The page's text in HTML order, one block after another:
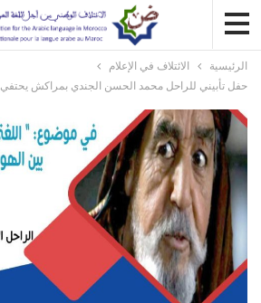
الرئيسية
الائتلاف في الإعلام
حفل تأبيني للراحل محمد الحسن الجندي بمراكش يحتفي